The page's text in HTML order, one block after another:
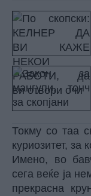
Токму со таа
куриозитет, за
Имено, во
сега веќе ја
прекрасна